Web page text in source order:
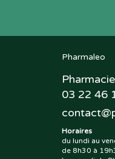
Pharmaleo
03 22 46
contact@
Horaires
du lundi au
de 8h30 à